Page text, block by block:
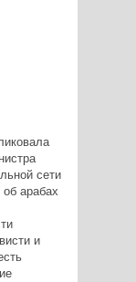
сети
об арабах
и